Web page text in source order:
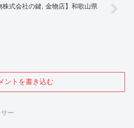
式会社の鍵, 金物店】和歌山県
ントを書き込む
ー